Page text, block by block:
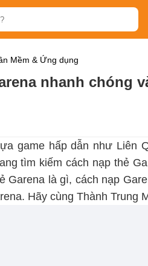
Mềm & Ứng dụng
nhanh chóng
game hấp dẫn như Liên
tìm kiếm cách nạp thẻ
Garena là gì, cách nạp
Hãy cùng Thành Trung